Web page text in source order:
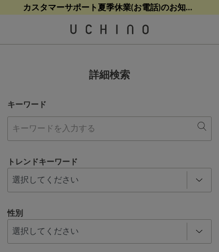
【クリアランスセール】人気パジャマが追加！
カスタマーサポート夏季休業(お電話)のお知らせ
熊本地震等の影響によるお荷物配送について
【クリアランスセール】人気パジャマが追加！
カスタマーサポート夏季休業(お電話)のお知らせ
詳細検索
キーワード
トレンドキーワード
性別